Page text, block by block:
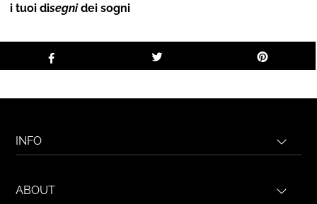
i tuoi disegnidei sogni
INFO
ABOUT